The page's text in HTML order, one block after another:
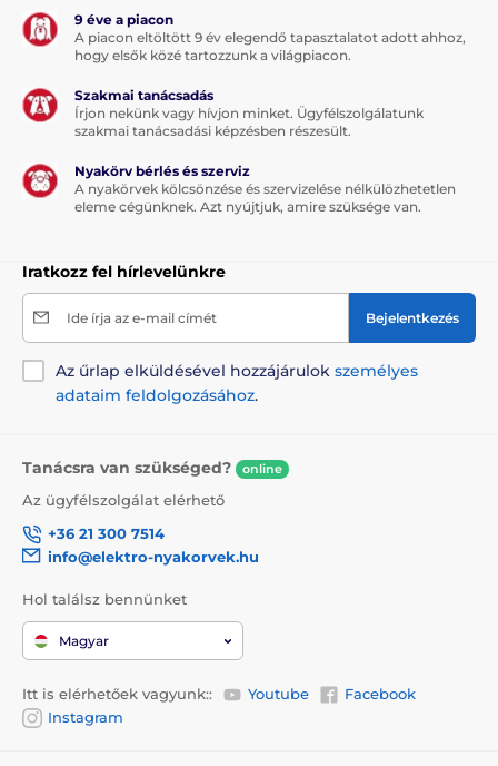
9 éve a piacon
A piacon eltöltött 9 év elegendő tapasztalatot adott ahhoz,
hogy elsők közé tartozzunk a világpiacon.
Szakmai tanácsadás
Írjon nekünk vagy hívjon minket. Ügyfélszolgálatunk
szakmai tanácsadási képzésben részesült.
Nyakörv bérlés és szerviz
A nyakörvek kölcsönzése és szervizelése nélkülözhetetlen
eleme cégünknek. Azt nyújtjuk, amire szüksége van.
Iratkozz fel hírlevelünkre
Ide írja az e-mail címét Bejelentkezés
Az űrlap elküldésével hozzájárulok személyes
adataim feldolgozásához.
Tanácsra van szükséged? online
Az ügyfélszolgálat elérhető
+36 21 300 7514
info@elektro-nyakorvek.hu
Hol találsz bennünket
Magyar
Itt is elérhetőek vagyunk:: Youtube
Facebook
Instagram